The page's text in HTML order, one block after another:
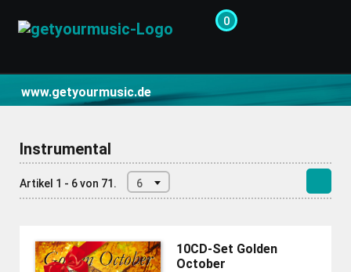
0
www.getyourmusic.de
Instrumental
Artikel 1 - 6 von 71. 6
10CD-Set Golden
October